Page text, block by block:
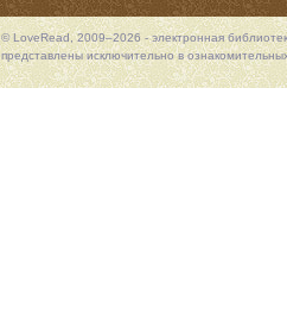
© LoveRead, 2009–2026 - электронная
представлены исключительно в